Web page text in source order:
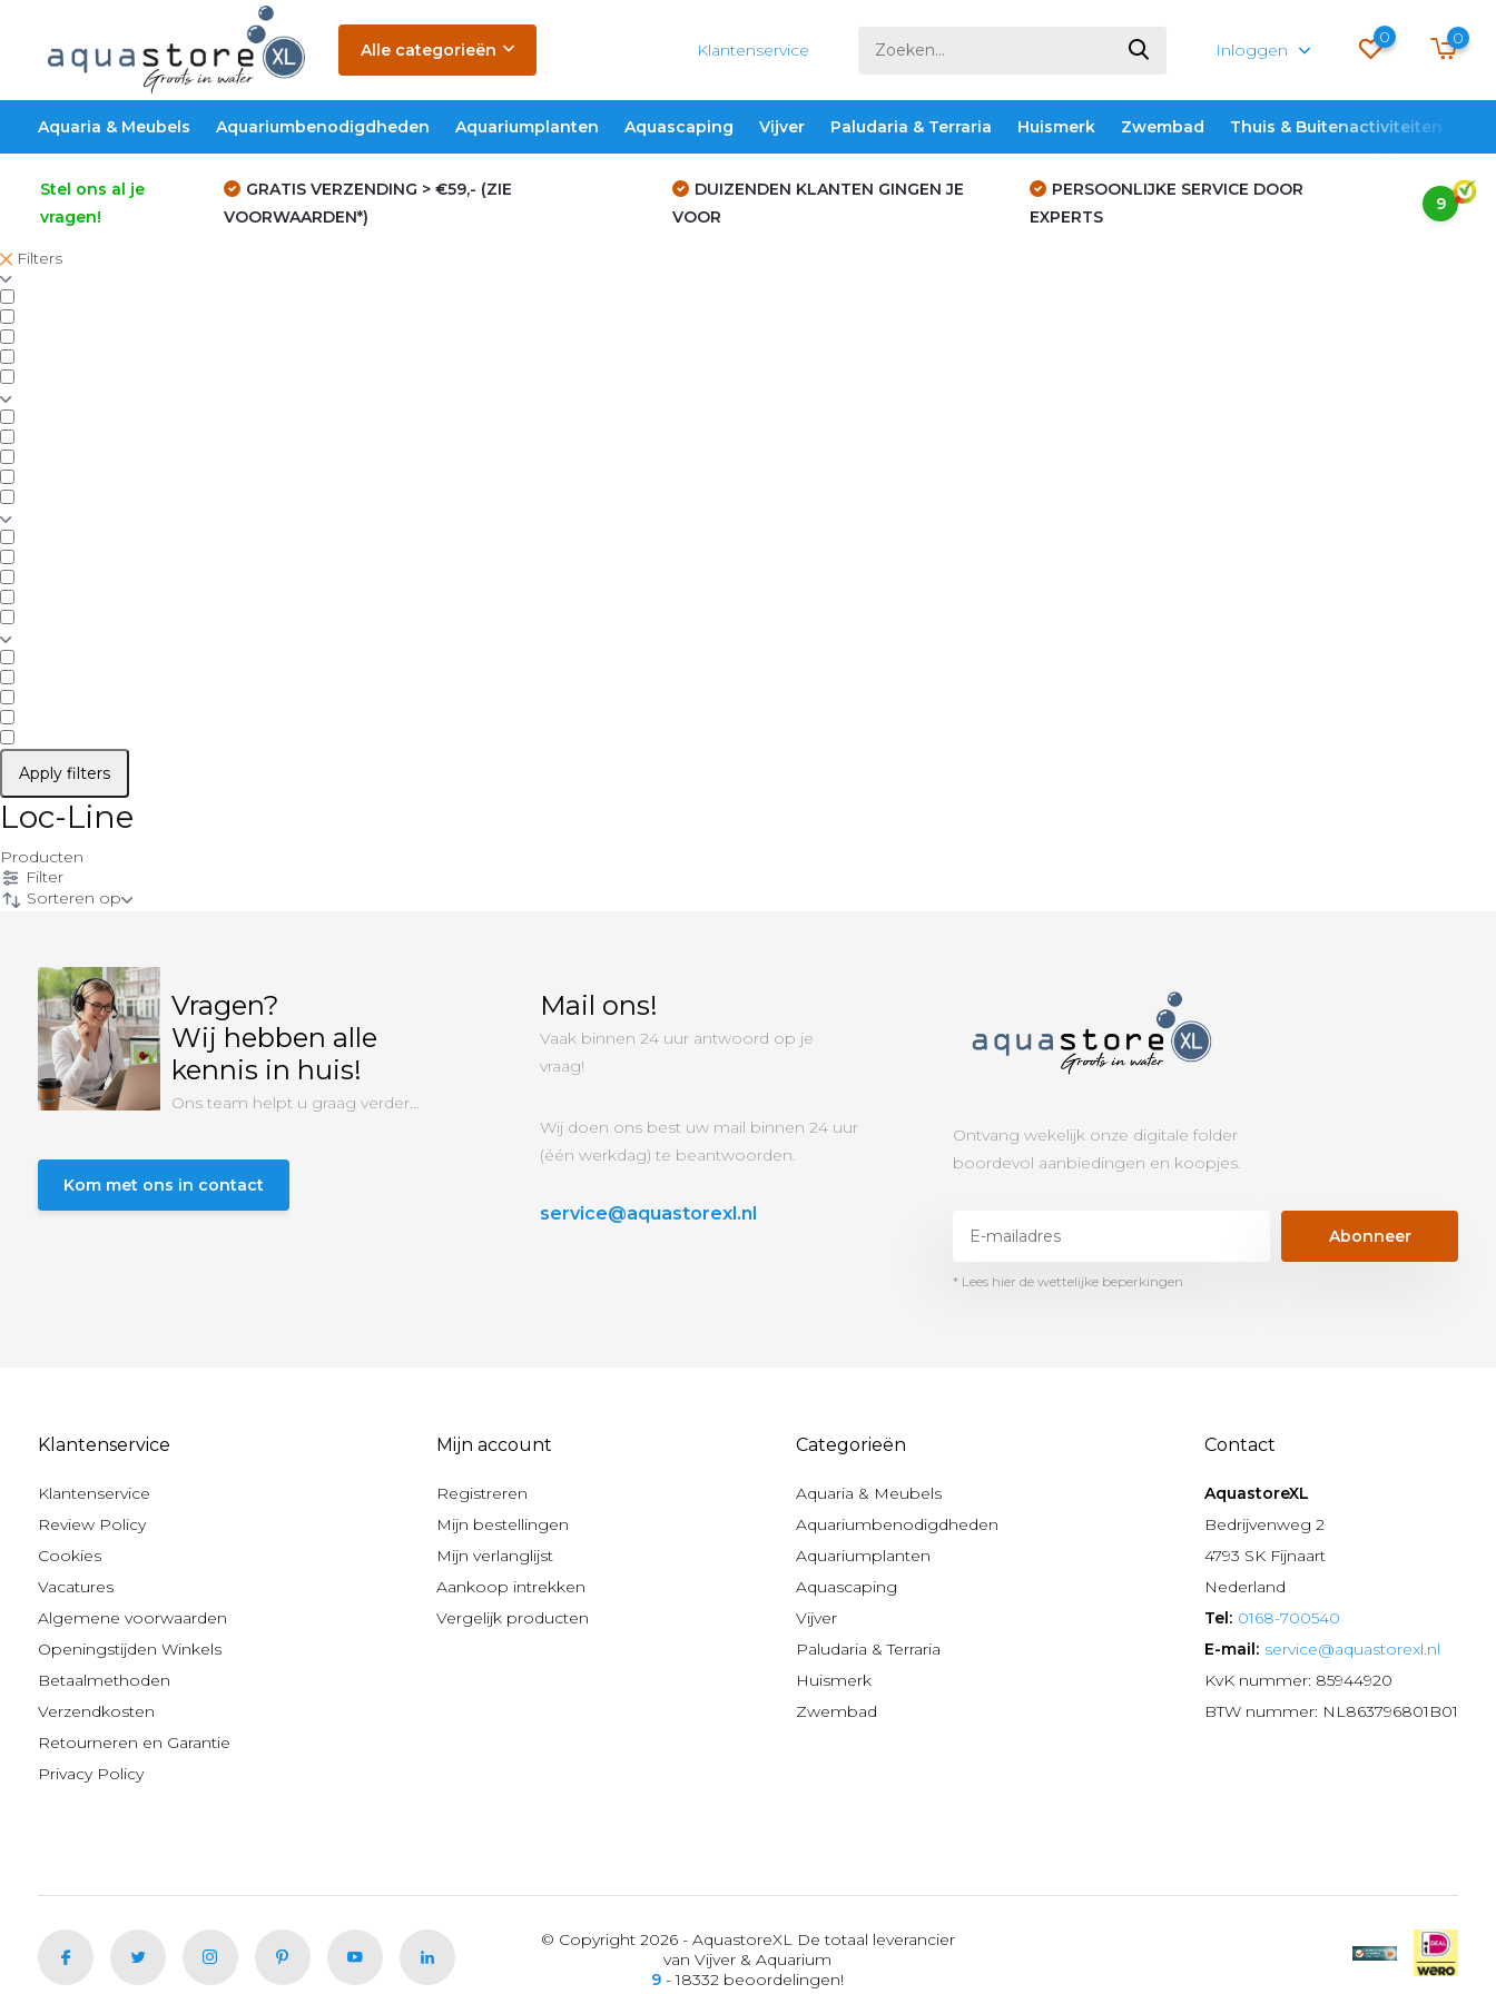
Alle categorieën Klantenservice Inloggen
0 0
Aquaria & Meubels Aquariumbenodigdheden Aquariumplanten Aquascaping Vijver Paludaria & Terraria Huismerk Zwembad Thuis & Buitenactiviteiten
Stel ons al je
vragen!
GRATIS VERZENDING > €59,- (ZIE
VOORWAARDEN*)
DUIZENDEN KLANTEN GINGEN JE
VOOR
PERSOONLIJKE SERVICE DOOR
EXPERTS
9
Filters
Apply filters
Loc-Line
Producten
Filter
Sorteren op
Vragen?
Wij hebben alle
kennis in huis!
Ons team helpt u graag verder...
Kom met ons in contact
Mail ons!
Vaak binnen 24 uur antwoord op je
vraag!
Wij doen ons best uw mail binnen 24 uur
(één werkdag) te beantwoorden.
service@aquastorexl.nl
Ontvang wekelijk onze digitale folder
boordevol aanbiedingen en koopjes.
Abonneer
* Lees hier de wettelijke beperkingen
Klantenservice
Klantenservice
Review Policy
Cookies
Vacatures
Algemene voorwaarden
Openingstijden Winkels
Betaalmethoden
Verzendkosten
Retourneren en Garantie
Privacy Policy
Mijn account
Registreren
Mijn bestellingen
Mijn verlanglijst
Aankoop intrekken
Vergelijk producten
Categorieën
Aquaria & Meubels
Aquariumbenodigdheden
Aquariumplanten
Aquascaping
Vijver
Paludaria & Terraria
Huismerk
Zwembad
Contact
AquastoreXL
Bedrijvenweg 2
4793 SK Fijnaart
Nederland
Tel: 0168-700540
E-mail: service@aquastorexl.nl
KvK nummer: 85944920
BTW nummer: NL863796801B01
© Copyright 2026 - AquastoreXL De totaal leverancier
van Vijver & Aquarium
9 - 18332 beoordelingen!